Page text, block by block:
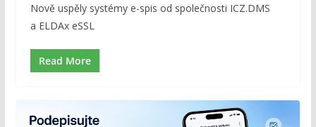
Nově uspěly systémy e-spis od společnosti ICZ.DMS
a ELDAx eSSL
Read More